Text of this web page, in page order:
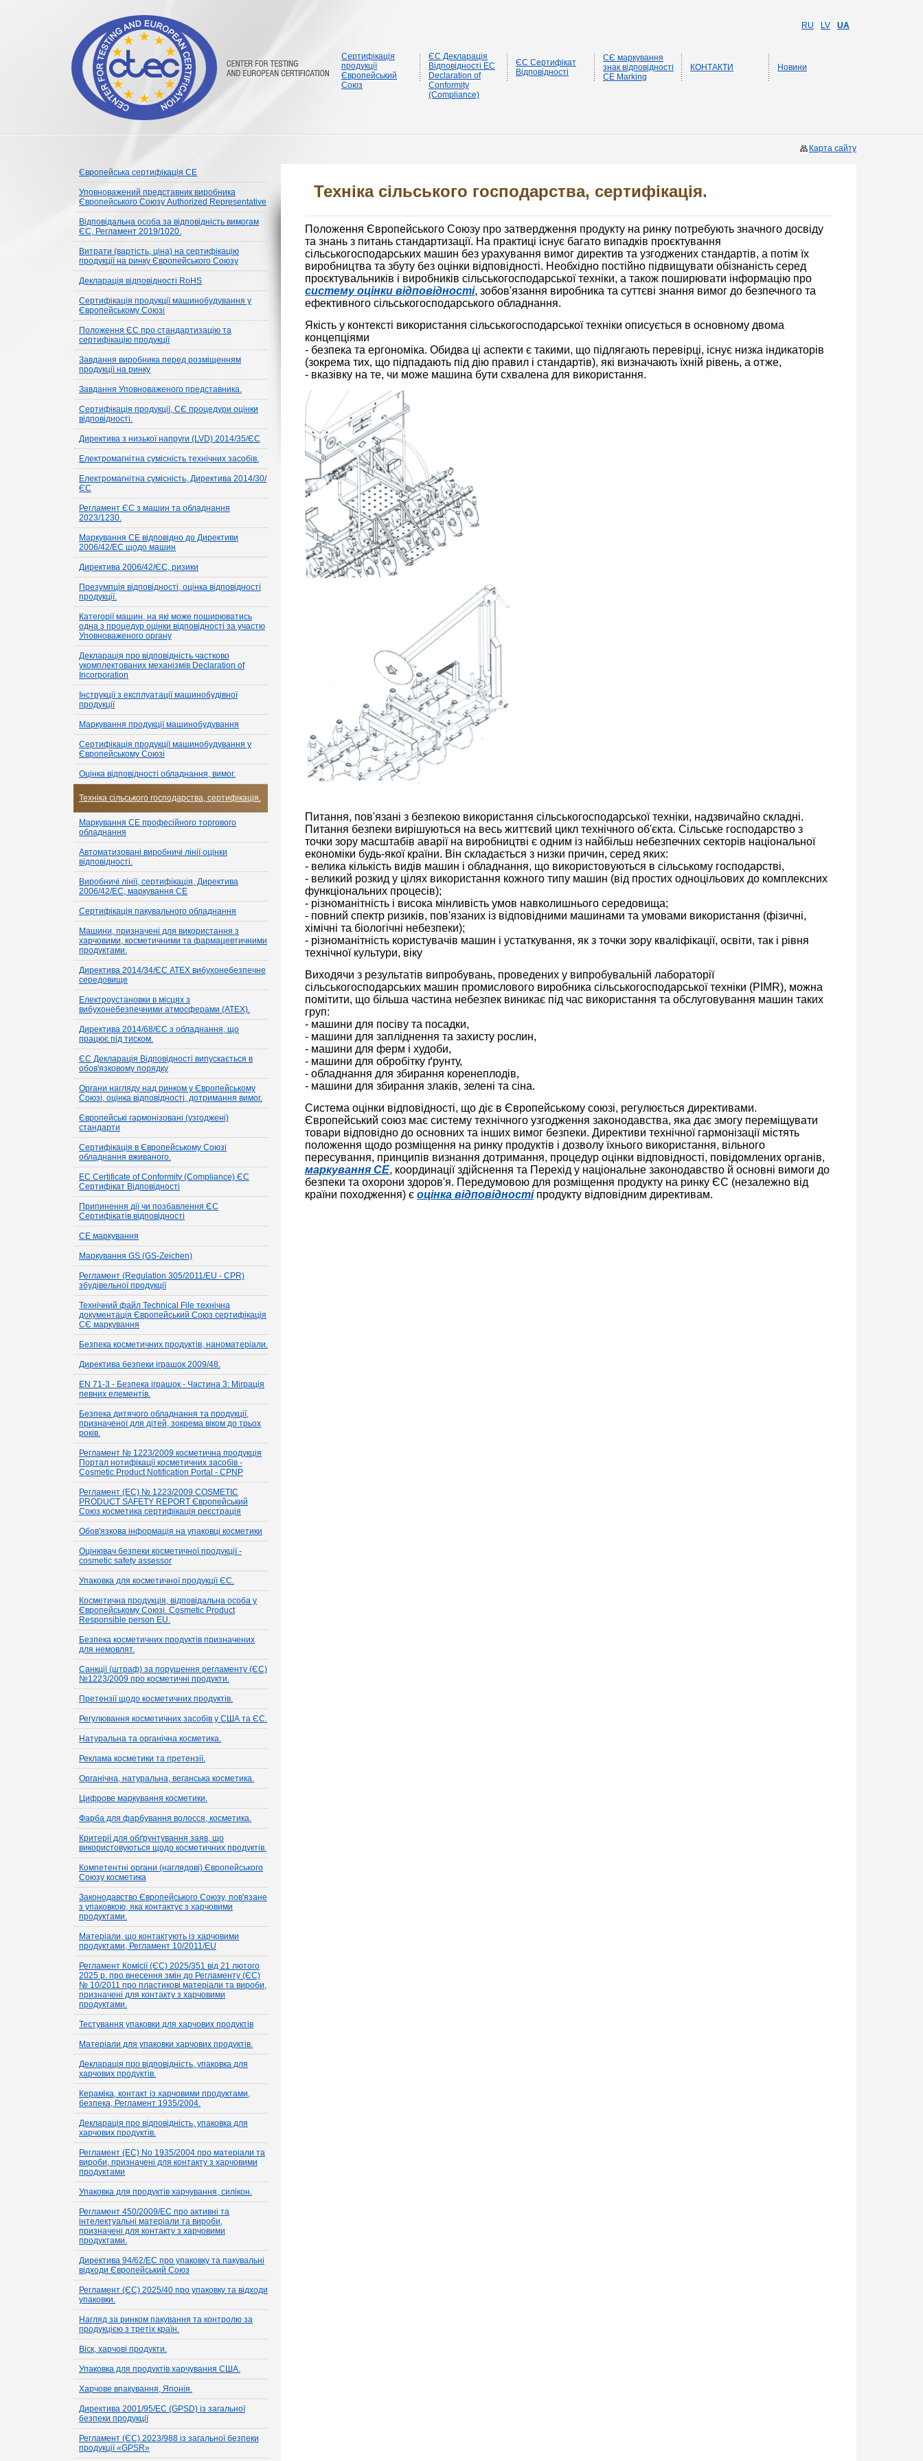
Сертифікація
продукції
Європейський
Союз
ЄС Декларація
Відповідності EC
Declaration of
Conformity
(Compliance)
ЄС Сертифікат
Відповідності
CЄ маркування
знак відповідності
CE Marking
КОНТАКТИ Новини
RU LV UA
Карта сайту
Європейська сертифікація CE
Уповноважений представник виробника
Європейського Союзу Authorized Representative
Відповідальна особа за відповідність вимогам
ЄС, Регламент 2019/1020.
Витрати (вартість, ціна) на сертифікацію
продукції на ринку Європейського Союзу
Декларація відповідності RoHS
Сертифікація продукції машинобудування у
Європейському Союзі
Положення ЄС про стандартизацію та
сертифікацію продукції
Завдання виробника перед розміщенням
продукції на ринку
Завдання Уповноваженого представника.
Сертифікація продукції, СЄ процедури оцінки
відповідності.
Директива з низької напруги (LVD) 2014/35/ЄС
Електромагнітна сумісність технічних засобів.
Електромагнітна сумісність, Директива 2014/30/
ЄС
Регламент ЄС з машин та обладнання
2023/1230.
Маркування CE відповідно до Директиви
2006/42/EC щодо машин
Директива 2006/42/ЄС, ризики
Презумпція відповідності, оцінка відповідності
продукції.
Категорії машин, на які може поширюватись
одна з процедур оцінки відповідності за участю
Уповноваженого органу
Декларація про відповідність частково
укомплектованих механізмів Declaration of
Incorporation
Інструкції з експлуатації машинобудівної
продукції
Маркування продукції машинобудування
Сертифікація продукції машинобудування у
Європейському Союзі
Оцінка відповідності обладнання, вимог.
Техніка сільського господарства, сертифікація.
Маркування CE професійного торгового
обладнання
Автоматизовані виробничі лінії оцінки
відповідності.
Виробничі лінії, сертифікація, Директива
2006/42/EC, маркування CE
Сертифікація пакувального обладнання
Машини, призначені для використання з
харчовими, косметичними та фармацевтичними
продуктами.
Директива 2014/34/ЄС ATEX вибухонебезпечне
середовище
Електроустановки в місцях з
вибухонебезпечними атмосферами (ATEX).
Директива 2014/68/ЄС з обладнання, що
працює під тиском.
ЄС Декларація Відповідності випускається в
обов'язковому порядку
Органи нагляду над ринком у Європейському
Союзі, оцінка відповідності, дотримання вимог.
Європейські гармонізовані (узгоджені)
стандарти
Сертифікація в Європейському Союзі
обладнання вживаного.
EC Certificate of Conformity (Compliance) ЄС
Сертифікат Відповідності
Припинення дії чи позбавлення ЄС
Сертифікатів відповідності
СЕ маркування
Маркування GS (GS-Zeichen)
Регламент (Regulation 305/2011/EU - CPR)
збудівельної продукції
Технічний файл Technical File технічна
документація Європейський Союз сертифікація
СЄ маркування
Безпека косметичних продуктів, наноматеріали.
Директива безпеки іграшок 2009/48.
EN 71-3 - Безпека іграшок - Частина 3: Міграція
певних елементів.
Безпека дитячого обладнання та продукції,
призначеної для дітей, зокрема віком до трьох
років.
Регламент № 1223/2009 косметична продукція
Портал нотифікації косметичних засобів -
Cosmetic Product Notification Portal - CPNP
Регламент (EC) № 1223/2009 COSMETIC
PRODUCT SAFETY REPORT Європейський
Союз косметика сертифікація реєстрація
Обов'язкова інформація на упаковці косметики
Оцінювач безпеки косметичної продукції -
cosmetic safety assessor
Упаковка для косметичної продукції ЄС.
Косметична продукція, відповідальна особа у
Європейському Союзі. Cosmetic Product
Responsible person EU.
Безпека косметичних продуктів призначених
для немовлят.
Санкції (штраф) за порушення регламенту (ЄС)
№1223/2009 про косметичні продукти.
Претензії щодо косметичних продуктів.
Регулювання косметичних засобів у США та ЄС.
Натуральна та органічна косметика.
Реклама косметики та претензії.
Органічна, натуральна, веганська косметика.
Цифрове маркування косметики.
Фарба для фарбування волосся, косметика.
Критерії для обґрунтування заяв, що
використовуються щодо косметичних продуктів.
Компетентні органи (наглядові) Європейського
Союзу косметика
Законодавство Європейського Союзу, пов'язане
з упаковкою, яка контактує з харчовими
продуктами.
Матеріали, що контактують із харчовими
продуктами, Регламент 10/2011/EU
Регламент Комісії (ЄС) 2025/351 від 21 лютого
2025 р. про внесення змін до Регламенту (ЄС)
№ 10/2011 про пластикові матеріали та вироби,
призначені для контакту з харчовими
продуктами.
Тестування упаковки для харчових продуктів
Матеріали для упаковки харчових продуктів.
Декларація про відповідність, упаковка для
харчових продуктів.
Кераміка, контакт із харчовими продуктами,
безпека, Регламент 1935/2004.
Декларація про відповідність, упаковка для
харчових продуктів.
Регламент (EC) No 1935/2004 про матеріали та
вироби, призначені для контакту з харчовими
продуктами
Упаковка для продуктів харчування, силікон.
Регламент 450/2009/EC про активні та
інтелектуальні матеріали та вироби,
призначені для контакту з харчовими
продуктами.
Директива 94/62/EC про упаковку та пакувальні
відходи Європейський Союз
Регламент (ЄС) 2025/40 про упаковку та відходи
упаковки.
Нагляд за ринком пакування та контролю за
продукцією з третіх країн.
Віск, харчові продукти.
Упаковка для продуктів харчування США.
Харчове впакування, Японія.
Директива 2001/95/EC (GPSD) із загальної
безпеки продукції
Регламент (ЄС) 2023/988 із загальної безпеки
продукції «GPSR»
Техніка сільського господарства, сертифікація.
Положення Європейського Союзу про затвердження продукту на ринку потребують значного досвіду
та знань з питань стандартизації. На практиці існує багато випадків проєктування
сільськогосподарських машин без урахування вимог директив та узгоджених стандартів, а потім їх
виробництва та збуту без оцінки відповідності. Необхідно постійно підвищувати обізнаність серед
проєктувальників і виробників сільськогосподарської техніки, а також поширювати інформацію про
систему оцінки відповідності, зобов'язання виробника та суттєві знання вимог до безпечного та
ефективного сільськогосподарського обладнання.
Якість у контексті використання сільськогосподарської техніки описується в основному двома
концепціями
- безпека та ергономіка. Обидва ці аспекти є такими, що підлягають перевірці, існує низка індикаторів
(зокрема тих, що підпадають під дію правил і стандартів), які визначають їхній рівень, а отже,
- вказівку на те, чи може машина бути схвалена для використання.
Питання, пов'язані з безпекою використання сільськогосподарської техніки, надзвичайно складні.
Питання безпеки вирішуються на весь життєвий цикл технічного об'єкта. Сільське господарство з
точки зору масштабів аварії на виробництві є одним із найбільш небезпечних секторів національної
економіки будь-якої країни. Він складається з низки причин, серед яких:
- велика кількість видів машин і обладнання, що використовуються в сільському господарстві,
- великий розкид у цілях використання кожного типу машин (від простих одноцільових до комплексних
функціональних процесів);
- різноманітність і висока мінливість умов навколишнього середовища;
- повний спектр ризиків, пов'язаних із відповідними машинами та умовами використання (фізичні,
хімічні та біологічні небезпеки);
- різноманітність користувачів машин і устаткування, як з точки зору кваліфікації, освіти, так і рівня
технічної культури, віку
Виходячи з результатів випробувань, проведених у випробувальній лабораторії
сільськогосподарських машин промислового виробника сільськогосподарської техніки (PIMR), можна
помітити, що більша частина небезпек виникає під час використання та обслуговування машин таких
груп:
- машини для посіву та посадки,
- машини для запліднення та захисту рослин,
- машини для ферм і худоби,
- машини для обробітку ґрунту,
- обладнання для збирання коренеплодів,
- машини для збирання злаків, зелені та сіна.
Система оцінки відповідності, що діє в Європейському союзі, регулюється директивами.
Європейський союз має систему технічного узгодження законодавства, яка дає змогу переміщувати
товари відповідно до основних та інших вимог безпеки. Директиви технічної гармонізації містять
положення щодо розміщення на ринку продуктів і дозволу їхнього використання, вільного
пересування, принципів визнання дотримання, процедур оцінки відповідності, повідомлених органів,
маркування CE, координації здійснення та Перехід у національне законодавство й основні вимоги до
безпеки та охорони здоров'я. Передумовою для розміщення продукту на ринку ЄС (незалежно від
країни походження) є оцінка відповідностіпродукту відповідним директивам.